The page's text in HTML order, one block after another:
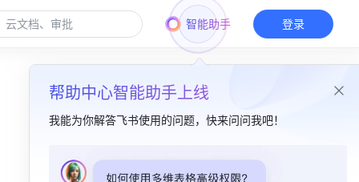
智能助手
帮助中心智能助手上线
我能为你解答飞书使用的问题，快来问问我吧！
登录
本篇目录